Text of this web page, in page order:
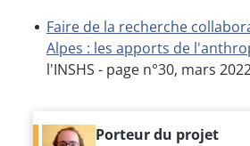
Faire de la recherche
Alpes : les apports de
l'INSHS - page n°30, mars
Porteur du projet